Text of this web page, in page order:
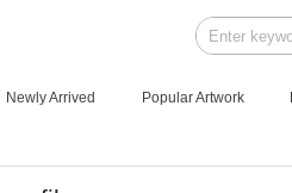
Newly Arrived Popular Artwork